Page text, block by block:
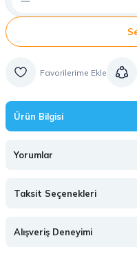
Ürün Bilgisi
Yorumlar
Taksit Seçenekleri
Alışveriş Deneyimi